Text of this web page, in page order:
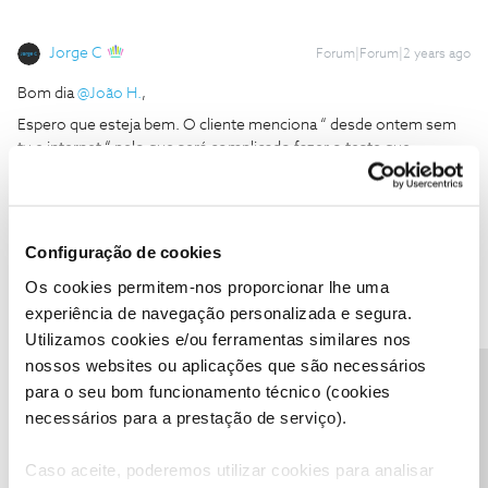
Configuração de cookies
Os cookies permitem-nos proporcionar lhe uma
experiência de navegação personalizada e segura.
Utilizamos cookies e/ou ferramentas similares nos
nossos websites ou aplicações que são necessários
para o seu bom funcionamento técnico (cookies
necessários para a prestação de serviço).
Caso aceite, poderemos utilizar cookies para analisar
Jorge C Forum|Forum|2 years ago
Bom dia@João H.,
Espero que esteja bem. O cliente menciona “ desde ontem sem
tv e internet “ pelo que será complicado fazer o teste que
Resposta” nas soluções mais úteis. Siga o perfil para acompanhar
dicas, ajuda e novidades do Fórum NOS.